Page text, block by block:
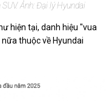
Ảnh: Đại lý Hyundai
hiện tại, danh hiệu "vua
thuộc về Hyundai